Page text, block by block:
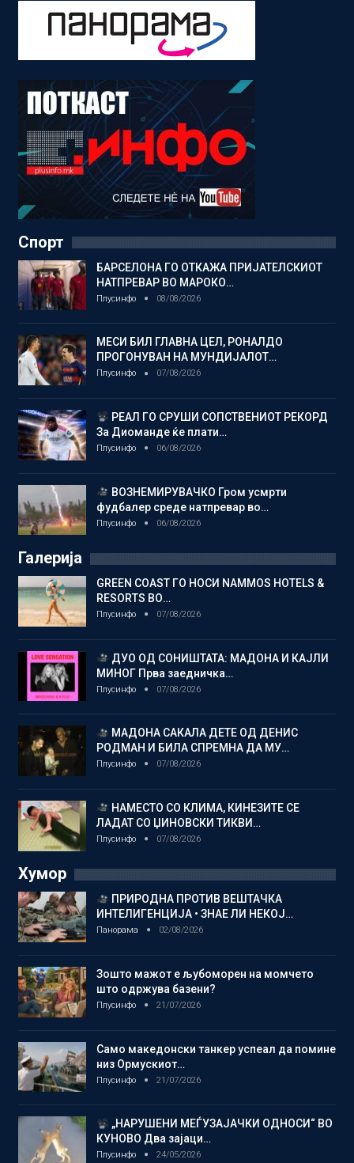
Спорт
БАРСЕЛОНА ГО ОТКАЖА ПРИЈАТЕЛСКИОТ
НАТПРЕВАР ВО МАРОКО…
Плусинфо 08/08/2026
МЕСИ БИЛ ГЛАВНА ЦЕЛ, РОНАЛДО
ПРОГОНУВАН НА МУНДИЈАЛОТ…
Плусинфо 07/08/2026
РЕАЛ ГО СРУШИ СОПСТВЕНИОТ РЕКОРД
За Диоманде ќе плати…
Плусинфо 06/08/2026
ВОЗНЕМИРУВАЧКО Гром усмрти
фудбалер среде натпревар во…
Плусинфо 06/08/2026
Галерија
GREEN COAST ГО НОСИ NAMMOS HOTELS &
RESORTS ВО…
Плусинфо 07/08/2026
ДУО ОД СОНИШТАТА: МАДОНА И КАЈЛИ
МИНОГ Прва заедничка…
Плусинфо 07/08/2026
МАДОНА САКАЛА ДЕТЕ ОД ДЕНИС
РОДМАН И БИЛА СПРЕМНА ДА МУ…
Плусинфо 07/08/2026
НАМЕСТО СО КЛИМА, КИНЕЗИТЕ СЕ
ЛАДАТ СО ЏИНОВСКИ ТИКВИ…
Плусинфо 07/08/2026
Хумор
ПРИРОДНА ПРОТИВ ВЕШТАЧКА
ИНТЕЛИГЕНЦИЈА • ЗНАЕ ЛИ НЕКОЈ…
Панорама 02/08/2026
Зошто мажот е љубоморен на момчето
што одржува базени?
Плусинфо 21/07/2026
Само македонски танкер успеал да помине
низ Ормускиот…
Плусинфо 21/07/2026
„НАРУШЕНИ МЕЃУЗАЈАЧКИ ОДНОСИ“ ВО
КУНОВО Два зајаци…
Плусинфо 24/05/2026